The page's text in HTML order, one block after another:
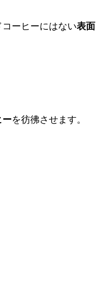
ーヒーにはない表面
ーを彷彿させます。